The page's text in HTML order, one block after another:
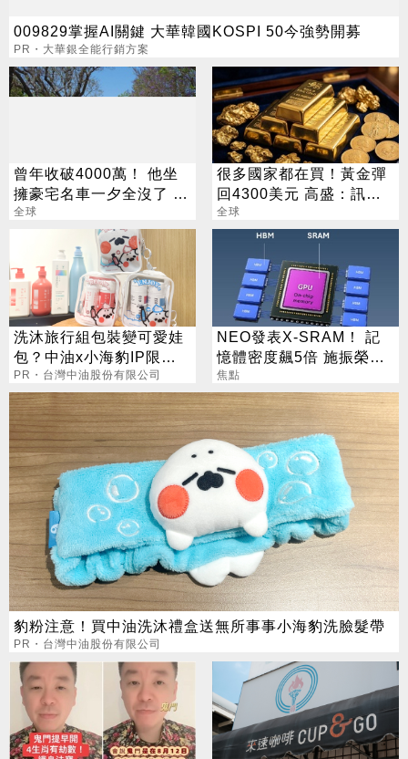
009829掌握AI關鍵 大華韓國KOSPI 50今強勢開募
PR・大華銀全能行銷方案
曾年收破4000萬！ 他坐
擁豪宅名車一夕全沒了 卻
喊「比過去更快樂」
全球
很多國家都在買！黃金彈
回4300美元 高盛：訊號
來了
全球
洗沐旅行組包裝變可愛娃
包？中油x小海豹IP限量
聯名款
PR・台灣中油股份有限公司
NEO發表X-SRAM！ 記
憶體密度飆5倍 施振榮：
半導體迎新革命
焦點
豹粉注意！買中油洗沐禮盒送無所事事小海豹洗臉髮帶
PR・台灣中油股份有限公司